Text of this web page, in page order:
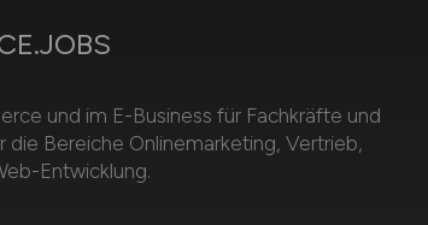
und im E-Business für Fachkräfte und
die Bereiche Onlinemarketing, Vertrieb,
Entwicklung.